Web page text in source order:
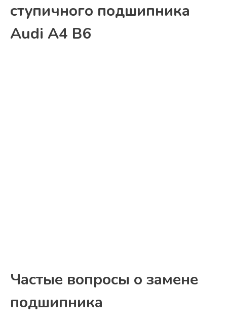
ступичного подшипника
Audi A4 B6
Частые вопросы о замене
подшипника